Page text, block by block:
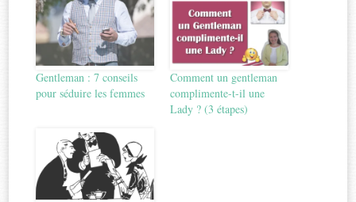
Gentleman : 7 conseils
pour séduire les femmes
Comment un gentleman
complimente-t-il une
Lady ? (3 étapes)